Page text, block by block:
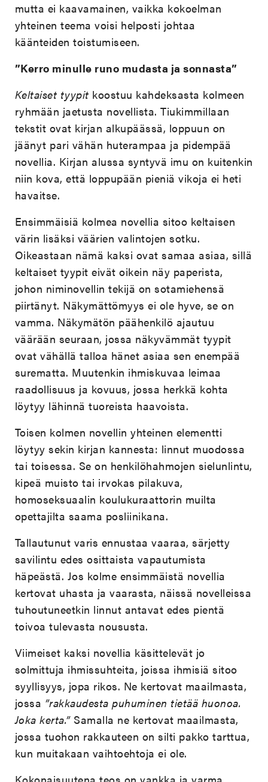
mutta ei kaavamainen, vaikka kokoelman
yhteinen teema voisi helposti johtaa
käänteiden toistumiseen.
”Kerro minulle runo mudasta ja sonnasta”
Keltaiset tyypit koostuu kahdeksasta kolmeen
ryhmään jaetusta novellista. Tiukimmillaan
tekstit ovat kirjan alkupäässä, loppuun on
jäänyt pari vähän huterampaa ja pidempää
novellia. Kirjan alussa syntyvä imu on kuitenkin
niin kova, että loppupään pieniä vikoja ei heti
havaitse.
Ensimmäisiä kolmea novellia sitoo keltaisen
värin lisäksi väärien valintojen sotku.
Oikeastaan nämä kaksi ovat samaa asiaa, sillä
keltaiset tyypit eivät oikein näy paperista,
johon niminovellin tekijä on sotamiehensä
piirtänyt. Näkymättömyys ei ole hyve, se on
vamma. Näkymätön päähenkilö ajautuu
väärään seuraan, jossa näkyvämmät tyypit
ovat vähällä talloa hänet asiaa sen enempää
surematta. Muutenkin ihmiskuvaa leimaa
raadollisuus ja kovuus, jossa herkkä kohta
löytyy lähinnä tuoreista haavoista.
Toisen kolmen novellin yhteinen elementti
löytyy sekin kirjan kannesta: linnut muodossa
tai toisessa. Se on henkilöhahmojen sielunlintu,
kipeä muisto tai irvokas pilakuva,
homoseksuaalin koulukuraattorin muilta
opettajilta saama posliinikana.
Tallautunut varis ennustaa vaaraa, särjetty
savilintu edes osittaista vapautumista
häpeästä. Jos kolme ensimmäistä novellia
kertovat uhasta ja vaarasta, näissä novelleissa
tuhoutuneetkin linnut antavat edes pientä
toivoa tulevasta noususta.
Viimeiset kaksi novellia käsittelevät jo
solmittuja ihmissuhteita, joissa ihmisiä sitoo
syyllisyys, jopa rikos. Ne kertovat maailmasta,
jossa ”rakkaudesta puhuminen tietää huonoa.
Joka kerta.”Samalla ne kertovat maailmasta,
jossa tuohon rakkauteen on silti pakko tarttua,
kun muitakaan vaihtoehtoja ei ole.